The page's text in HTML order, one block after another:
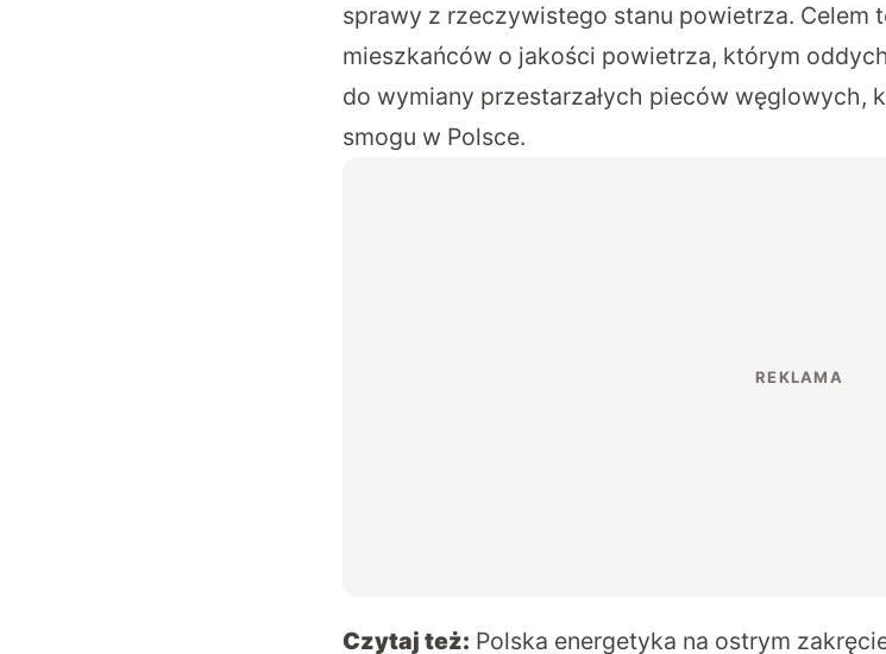
sprawy z rzeczywistego stanu powietrza. Celem
mieszkańców o jakości powietrza, którym
do wymiany przestarzałych pieców węglowych,
smogu w Polsce.
Czytaj też: Polska energetyka na ostrym